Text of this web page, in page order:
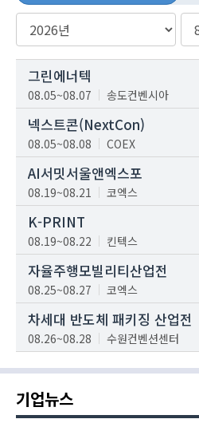
그린에너텍
08.05~08.07 송도컨벤시아
넥스트콘(NextCon)
08.05~08.08 COEX
AI서밋서울앤엑스포
08.19~08.21 코엑스
K-PRINT
08.19~08.22 킨텍스
자율주행모빌리티산업전
08.25~08.27 코엑스
차세대 반도체 패키징 산업전
08.26~08.28 수원컨벤션센터
기업뉴스